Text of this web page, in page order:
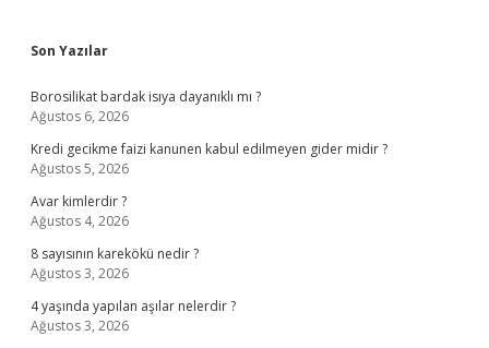
Sidebar
Son Yazılar
Borosilikat bardak isıya dayanıklı mı ?
Ağustos 6, 2026
Kredi gecikme faizi kanunen kabul edilmeyen gider midir ?
Ağustos 5, 2026
Avar kimlerdir ?
Ağustos 4, 2026
8 sayısının karekökü nedir ?
Ağustos 3, 2026
4 yaşında yapılan aşılar nelerdir ?
Ağustos 3, 2026